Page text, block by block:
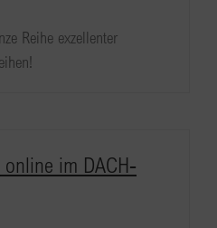
Reihe exzellenter
im DACH-